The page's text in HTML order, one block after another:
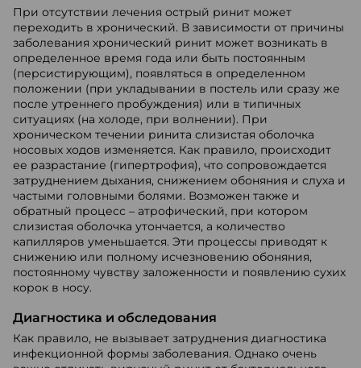
При отсутствии лечения острый ринит может
переходить в хронический. В зависимости от причины
заболевания хронический ринит может возникать в
определенное время года или быть постоянным
(персистирующим), появляться в определенном
положении (при укладывании в постель или сразу же
после утреннего пробуждения) или в типичных
ситуациях (на холоде, при волнении). При
хроническом течении ринита слизистая оболочка
носовых ходов изменяется. Как правило, происходит
ее разрастание (гипертрофия), что сопровождается
затруднением дыхания, снижением обоняния и слуха и
частыми головными болями. Возможен также и
обратный процесс – атрофический, при котором
слизистая оболочка утончается, а количество
капилляров уменьшается. Эти процессы приводят к
снижению или полному исчезновению обоняния,
постоянному чувству заложенности и появлению сухих
корок в носу.
Диагностика и обследования
Как правило, не вызывает затруднения диагностика
инфекционной формы заболевания. Однако очень